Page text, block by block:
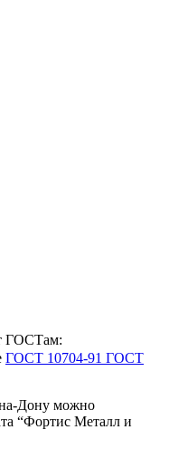
ГОСТам:
ГОСТ 10704-91 ГОСТ
Дону можно
“Фортис Металл и